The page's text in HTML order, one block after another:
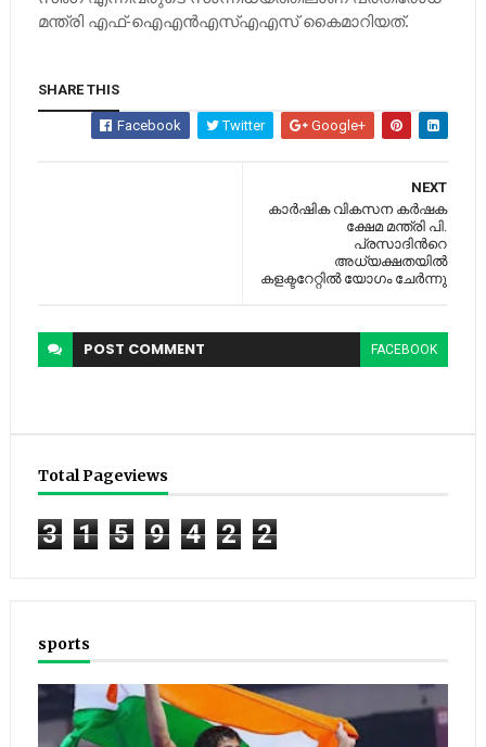
മന്ത്രി എഫ്-ഐഎന്‍എസ്‌എഎസ് കൈമാറിയത്.
SHARE THIS
Facebook Twitter Google+
NEXT
കാര്‍ഷിക വികസന കര്‍ഷക
ക്ഷേമ മന്ത്രി പി.
പ്രസാദിന്‍റെ
അധ്യക്ഷതയില്‍
കളക്ടറേറ്റില്‍ യോഗം ചേര്‍ന്നു
POST COMMENT FACEBOOK
Total Pageviews
3 1 5 9 4 2 2
sports